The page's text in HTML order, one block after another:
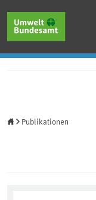
Publikationen